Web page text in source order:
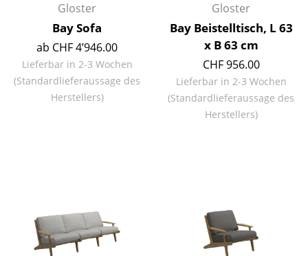
Stehtische & Stehpulte
Kindertische
Gartentische
Servierwagen
Bücherregale
Gloster
Bay Sofa
ab CHF 4’946.00
Lieferbar in 2-3 Wochen
(Standardlieferaussage des
Herstellers)
Gloster
Bay Beistelltisch, L 63
x B 63 cm
CHF 956.00
Lieferbar in 2-3 Wochen
(Standardlieferaussage des
Herstellers)